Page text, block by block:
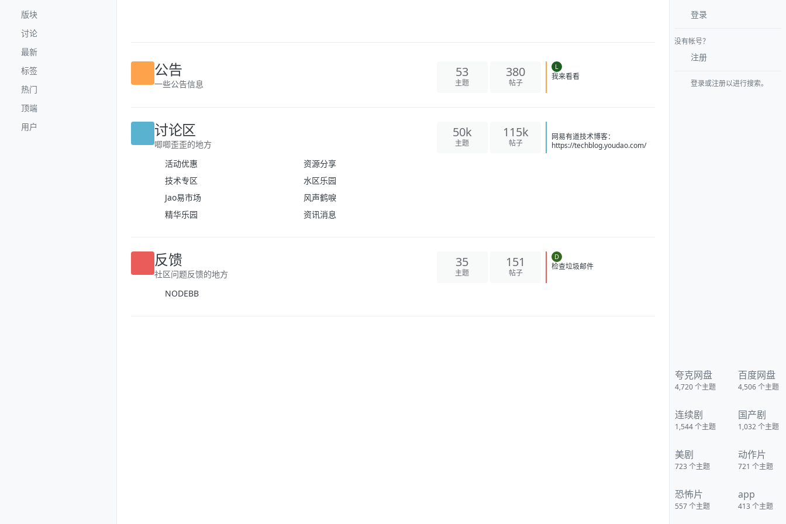
版块
讨论
最新
标签
热门
顶端
用户
公告
一些公告信息
53
主题
380
帖子
L
我来看看
讨论区
唧唧歪歪的地方
活动优惠
资源分享
技术专区
水区乐园
Jao易市场
风声鹤唳
精华乐园
资讯消息
50k
主题
115k
帖子
网易有道技术博客：
https://techblog.youdao.com/
反馈
社区问题反馈的地方
NODEBB
35
主题
151
帖子
D
检查垃圾邮件
登录
没有帐号？
注册
登录或注册以进行搜索。
夸克网盘
4,720个主题
百度网盘
4,506个主题
连续剧
1,544个主题
国产剧
1,032个主题
美剧
723个主题
动作片
721 个主题
恐怖片
557个主题
app
413个主题